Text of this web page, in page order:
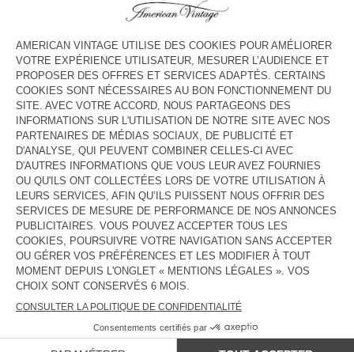
Lundi
10:00 - 18:00
Mardi
10:00 - 18:00
Mercredi
10:00 - 18:00
Jeudi
10:00 - 18:00
Vendredi
10:00 - 18:00
Samedi
10:00 - 18:00
Dimanche
Fermé
CONTACT
Tél. :(+352) 27 99 79 54
E-mail :contact@americanvintage-store.com
LANGUE :